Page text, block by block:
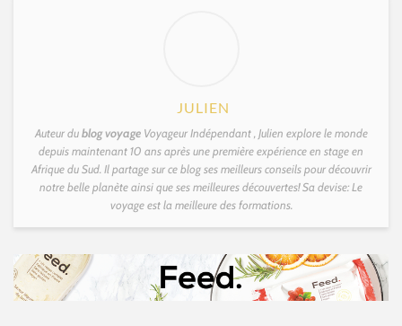
JULIEN
Auteur dublog voyageVoyageur Indépendant , Julien explore le monde
depuis maintenant 10 ans après une première expérience en stage en
Afrique du Sud. Il partage sur ce blog ses meilleurs conseils pour découvrir
notre belle planète ainsi que ses meilleures découvertes! Sa devise: Le
voyage est la meilleure des formations.